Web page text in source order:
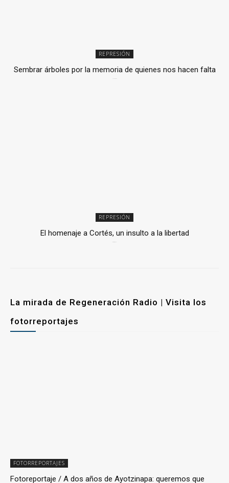
REPRESIÓN
Sembrar árboles por la memoria de quienes nos hacen falta
REPRESIÓN
El homenaje a Cortés, un insulto a la libertad
La mirada de Regeneración Radio | Visita los
fotorreportajes
FOTORREPORTAJES
Fotoreportaje / A dos años de Ayotzinapa: queremos que